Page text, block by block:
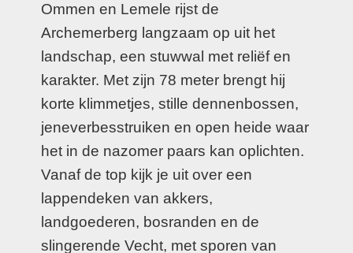
Ommen en Lemele rijst de
Archemerberg langzaam op uit het
landschap, een stuwwal met reliëf en
karakter. Met zijn 78 meter brengt hij
korte klimmetjes, stille dennenbossen,
jeneverbesstruiken en open heide waar
het in de nazomer paars kan oplichten.
Vanaf de top kijk je uit over een
lappendeken van akkers,
landgoederen, bosranden en de
slingerende Vecht, met sporen van